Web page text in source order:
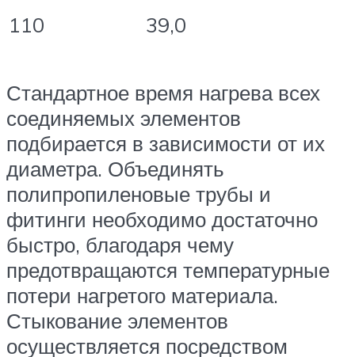
110 39,0
Стандартное время нагрева всех
соединяемых элементов
подбирается в зависимости от их
диаметра. Объединять
полипропиленовые трубы и
фитинги необходимо достаточно
быстро, благодаря чему
предотвращаются температурные
потери нагретого материала.
Стыкование элементов
осуществляется посредством